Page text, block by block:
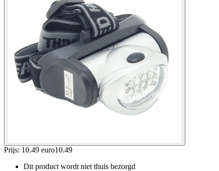
Prijs: 10.49 euro10.49
Dit product wordt niet thuis bezorgd